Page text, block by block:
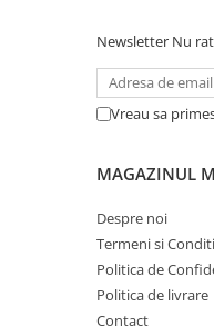
Newsletter Nu
Vreau sa
MAGAZINUL
Despre noi
Termeni si
Politica de
Politica de livrare
Contact